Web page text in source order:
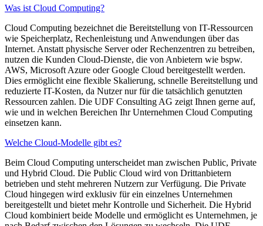
Was ist Cloud Computing?
Cloud Computing bezeichnet die Bereitstellung von IT-Ressourcen
wie Speicherplatz, Rechenleistung und Anwendungen über das
Internet. Anstatt physische Server oder Rechenzentren zu betreiben,
nutzen die Kunden Cloud-Dienste, die von Anbietern wie bspw.
AWS, Microsoft Azure oder Google Cloud bereitgestellt werden.
Dies ermöglicht eine flexible Skalierung, schnelle Bereitstellung und
reduzierte IT-Kosten, da Nutzer nur für die tatsächlich genutzten
Ressourcen zahlen. Die UDF Consulting AG zeigt Ihnen gerne auf,
wie und in welchen Bereichen Ihr Unternehmen Cloud Computing
einsetzen kann.
Welche Cloud-Modelle gibt es?
Beim Cloud Computing unterscheidet man zwischen Public, Private
und Hybrid Cloud. Die Public Cloud wird von Drittanbietern
betrieben und steht mehreren Nutzern zur Verfügung. Die Private
Cloud hingegen wird exklusiv für ein einzelnes Unternehmen
bereitgestellt und bietet mehr Kontrolle und Sicherheit. Die Hybrid
Cloud kombiniert beide Modelle und ermöglicht es Unternehmen, je